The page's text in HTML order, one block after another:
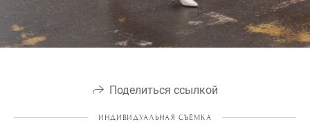
Поделиться ссылкой
ИНДИВИДУАЛЬНАЯ СЪЁМКА